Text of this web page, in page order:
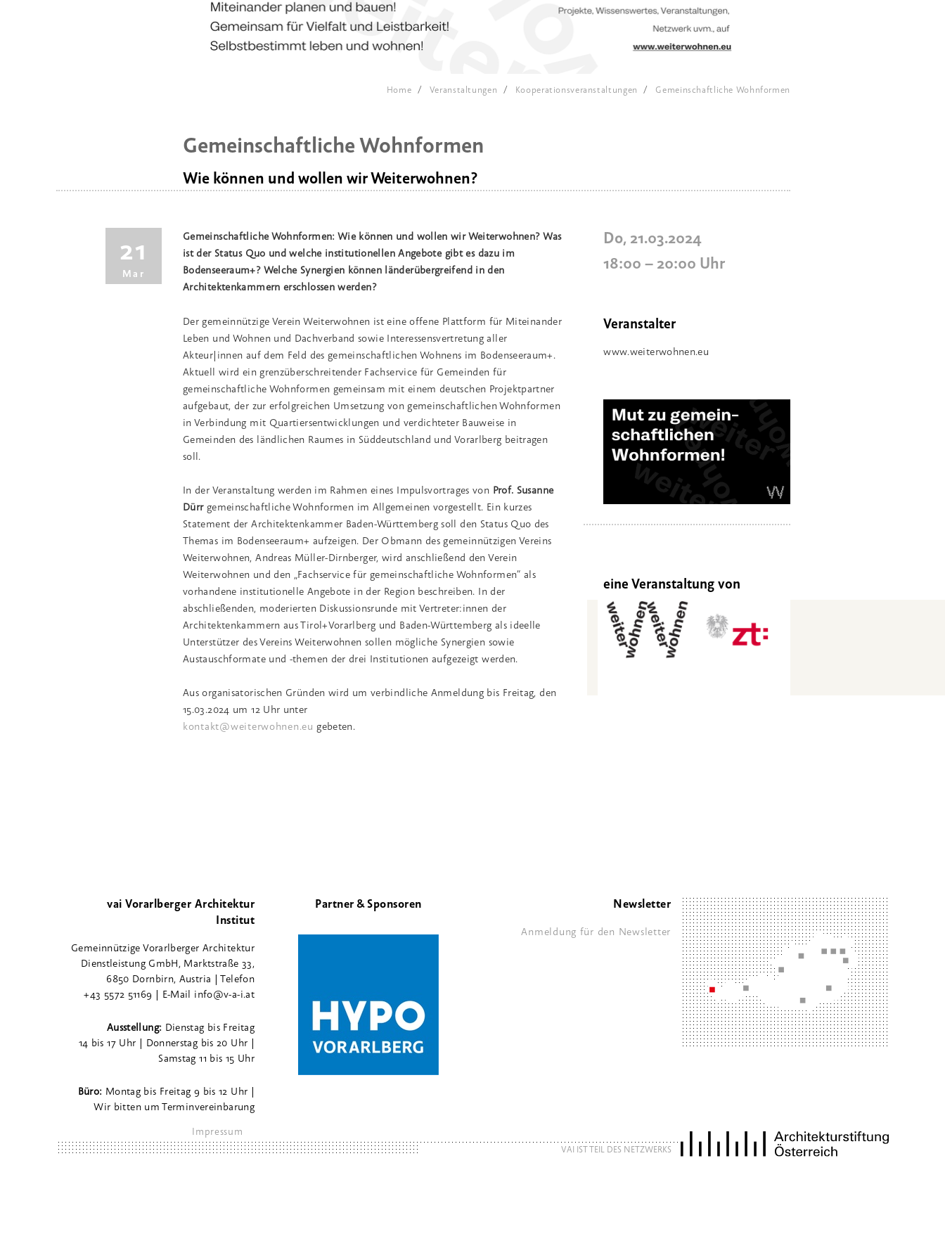
Home Veranstaltungen Kooperationsveranstaltungen Gemeinschaftliche Wohnformen
Gemeinschaftliche Wohnformen
Wie können und wollen wir Weiterwohnen?
21
Mar
Do, 21.03.2024
18:00 – 20:00 Uhr
Veranstalter
www.weiterwohnen.eu
Gemeinschaftliche Wohnformen: Wie können und wollen wir Weiterwohnen? Was
ist der Status Quo und welche institutionellen Angebote gibt es dazu im
Bodenseeraum+? Welche Synergien können länderübergreifend in den
Architektenkammern erschlossen werden?
Der gemeinnützige Verein Weiterwohnen ist eine offene Plattform für Miteinander
Leben und Wohnen und Dachverband sowie Interessensvertretung aller
Akteur|innen auf dem Feld des gemeinschaftlichen Wohnens im Bodenseeraum+.
Aktuell wird ein grenzüberschreitender Fachservice für Gemeinden für
gemeinschaftliche Wohnformen gemeinsam mit einem deutschen Projektpartner
aufgebaut, der zur erfolgreichen Umsetzung von gemeinschaftlichen Wohnformen
in Verbindung mit Quartiersentwicklungen und verdichteter Bauweise in
Gemeinden des ländlichen Raumes in Süddeutschland und Vorarlberg beitragen
soll.
In der Veranstaltung werden im Rahmen eines Impulsvortrages von Prof. Susanne
Dürrgemeinschaftliche Wohnformen im Allgemeinen vorgestellt. Ein kurzes
Statement der Architektenkammer Baden-Württemberg soll den Status Quo des
Themas im Bodenseeraum+ aufzeigen. Der Obmann des gemeinnützigen Vereins
Weiterwohnen, Andreas Müller-Dirnberger, wird anschließend den Verein
Weiterwohnen und den „Fachservice für gemeinschaftliche Wohnformen“ als
vorhandene institutionelle Angebote in der Region beschreiben. In der
abschließenden, moderierten Diskussionsrunde mit Vertreter:innen der
Architektenkammern aus Tirol+Vorarlberg und Baden-Württemberg als ideelle
Unterstützer des Vereins Weiterwohnen sollen mögliche Synergien sowie
Austauschformate und -themen der drei Institutionen aufgezeigt werden.
Aus organisatorischen Gründen wird um verbindliche Anmeldung bis Freitag, den
15.03.2024 um 12 Uhr unter
kontakt@weiterwohnen.eu gebeten.
eine Veranstaltung von
vai Vorarlberger Architektur
Institut
Gemeinnützige Vorarlberger Architektur
Dienstleistung GmbH, Marktstraße 33,
6850 Dornbirn, Austria | Telefon
+43 5572 51169 | E-Mail info@v-a-i.at
Ausstellung: Dienstag bis Freitag
14 bis 17 Uhr | Donnerstag bis 20 Uhr |
Samstag 11 bis 15 Uhr
Büro: Montag bis Freitag 9 bis 12 Uhr |
Wir bitten um Terminvereinbarung
Partner & Sponsoren Newsletter
Anmeldung für den Newsletter
Impressum
VAI IST TEIL DES NETZWERKS